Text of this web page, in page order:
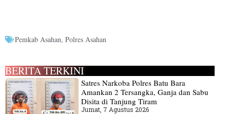
Pemkab Asahan, Polres Asahan
BERITA TERKINI
Satres Narkoba Polres Batu Bara
Amankan 2 Tersangka, Ganja dan Sabu
Disita di Tanjung Tiram
Jumat, 7 Agustus 2026